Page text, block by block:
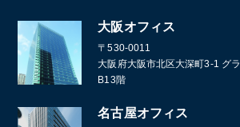
大阪オフィス
〒530-0011
大阪府大阪市北区大深町3-1 グ
B13階
名古屋オフィス